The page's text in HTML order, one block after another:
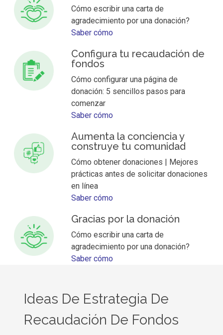
Cómo escribir una carta de
agradecimiento por una donación?
Saber cómo
Configura tu recaudación de
fondos
Cómo configurar una página de
donación: 5 sencillos pasos para
comenzar
Saber cómo
Aumenta la conciencia y
construye tu comunidad
Cómo obtener donaciones | Mejores
prácticas antes de solicitar donaciones
en línea
Saber cómo
Gracias por la donación
Cómo escribir una carta de
agradecimiento por una donación?
Saber cómo
Ideas De Estrategia De
Recaudación De Fondos